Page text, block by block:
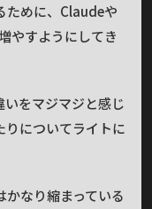
ために、Claudeや
やすようにしてき
をマジマジと感じ
りについてライトに
なり縮まっている